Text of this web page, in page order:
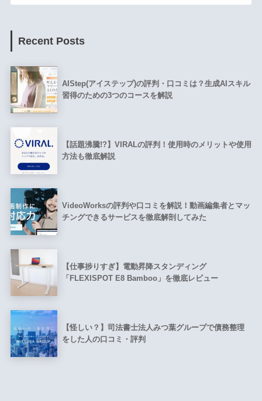
Recent Posts
AIStep(アイステップ)の評判・口コミは？生成AIスキル
習得のための3つのコースを解説
【話題沸騰!?】VIRALの評判！使用時のメリットや使用
方法も徹底解説
VideoWorksの評判や口コミを解説！動画編集者とマッ
チングできるサービスを徹底解剖してみた
【仕事捗りすぎ】電動昇降スタンディング
「FLEXISPOT E8 Bamboo」を徹底レビュー
【怪しい？】司法書士法人みつ葉グループで債務整理
をした人の口コミ・評判